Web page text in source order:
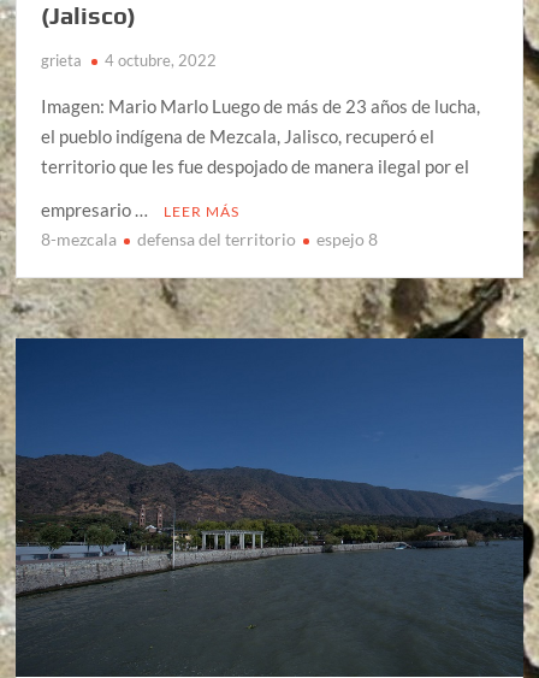
(Jalisco)
grieta 4 octubre, 2022
Imagen: Mario Marlo Luego de más de 23 años de lucha,
el pueblo indígena de Mezcala, Jalisco, recuperó el
territorio que les fue despojado de manera ilegal por el
empresario …
LEER MÁS
8-mezcala defensa del territorio espejo 8